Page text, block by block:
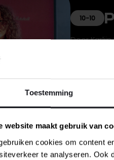
Toestemming
website maakt gebruik van
cookies om content
te analyseren. Ook
10-10
Door
15-11